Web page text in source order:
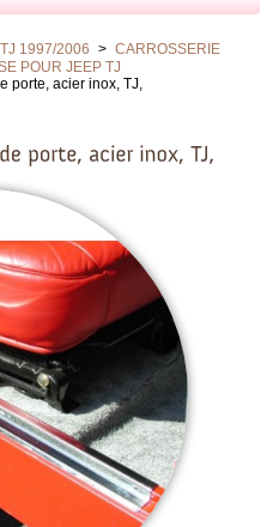
1997/2006 > CARROSSERIE
POUR JEEP TJ
porte, acier inox, TJ,